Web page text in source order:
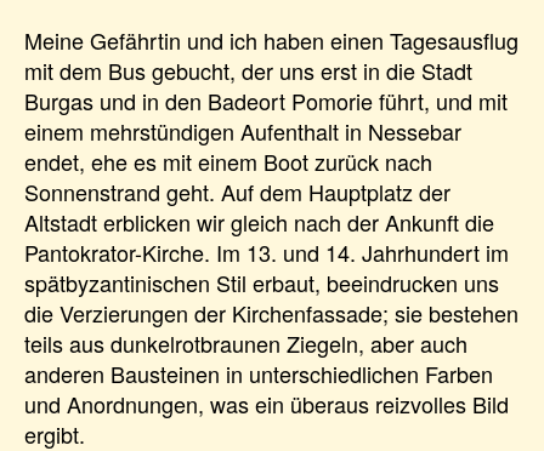
Meine Gefährtin und ich haben einen Tagesausflug
mit dem Bus gebucht, der uns erst in die Stadt
Burgas und in den Badeort Pomorie führt, und mit
einem mehrstündigen Aufenthalt in Nessebar
endet, ehe es mit einem Boot zurück nach
Sonnenstrand geht. Auf dem Hauptplatz der
Altstadt erblicken wir gleich nach der Ankunft die
Pantokrator-Kirche. Im 13. und 14. Jahrhundert im
spätbyzantinischen Stil erbaut, beeindrucken uns
die Verzierungen der Kirchenfassade; sie bestehen
teils aus dunkelrotbraunen Ziegeln, aber auch
anderen Bausteinen in unterschiedlichen Farben
und Anordnungen, was ein überaus reizvolles Bild
ergibt.